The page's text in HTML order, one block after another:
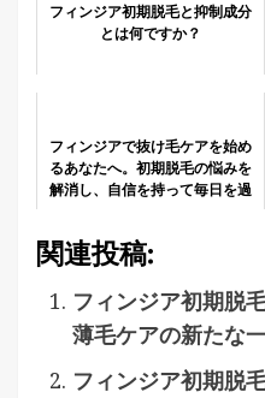
フィンジア初期脱毛と抑制成分
とは何ですか？
フィンジアで抜け毛ケアを始め
るあなたへ。初期脱毛の悩みを
解消し、自信を持って毎日を過
関連投稿:
フィンジア初期脱
薄毛ケアの新たな
フィンジア初期脱